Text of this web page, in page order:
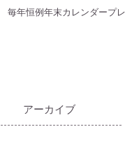
毎年恒例年末カレンダープレ
​アーカイブ